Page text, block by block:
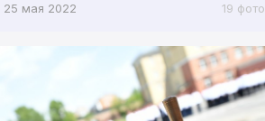
25 мая 2022 19 фото